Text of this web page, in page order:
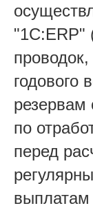
"1С:ERP"
годового
резервам
по
перед
выплатам